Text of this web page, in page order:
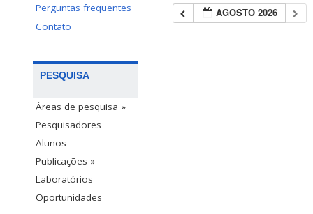
Perguntas frequentes
Contato
PESQUISA
Áreas de pesquisa »
Pesquisadores
Alunos
Publicações »
Laboratórios
Oportunidades
AGOSTO 2026